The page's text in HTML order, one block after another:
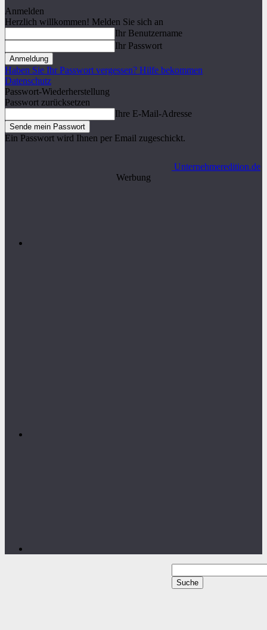
Anmelden
Herzlich willkommen! Melden Sie sich an
Ihr Benutzername
Ihr Passwort
Haben Sie Ihr Passwort vergessen? Hilfe bekommen
Datenschutz
Passwort-Wiederherstellung
Passwort zurücksetzen
Ihre E-Mail-Adresse
Ein Passwort wird Ihnen per Email zugeschickt.
Unternehmeredition.de
Werbung